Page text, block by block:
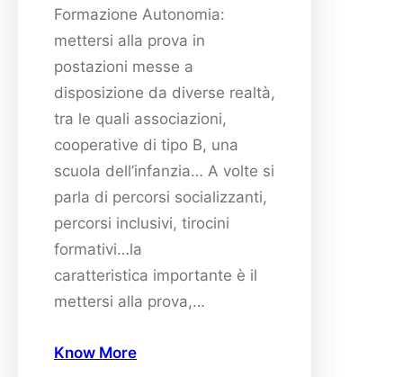
Formazione Autonomia:
mettersi alla prova in
postazioni messe a
disposizione da diverse realtà,
tra le quali associazioni,
cooperative di tipo B, una
scuola dell’infanzia… A volte si
parla di percorsi socializzanti,
percorsi inclusivi, tirocini
formativi…la
caratteristica importante è il
mettersi alla prova,…
Know More